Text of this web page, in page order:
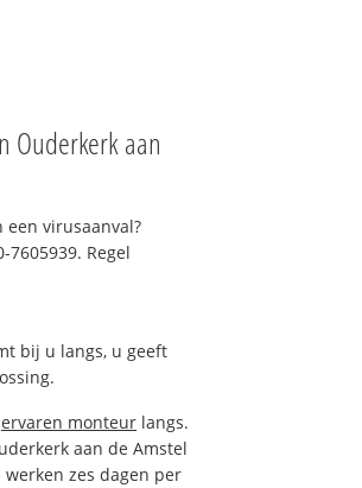
Ouderkerk aan
virusaanval?
Regel
bij u langs, u geeft
ervaren monteur langs.
aan de Amstel
zes dagen per